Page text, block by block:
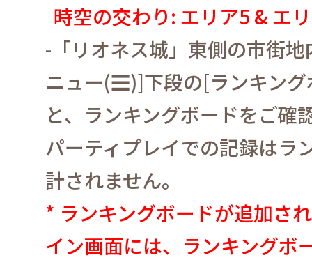
時空の交わり: エリア5 &エ
- 「リオネス城」東側の市街
ニュー(☰)]下段の[ランキン
と、ランキングボードをご確
パーティプレイでの記録はラ
計されません。
* ランキングボードが追加さ
イン画面には、ランキングボ